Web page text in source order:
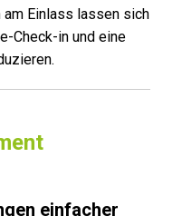
am Einlass lassen sich
Check-in und eine
einfacher